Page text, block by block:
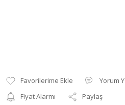
Yorum
Fiyat Alarmı
Paylaş